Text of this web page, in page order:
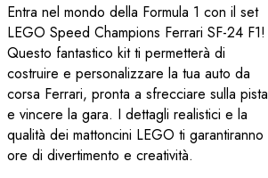
Entra nel mondo della Formula 1 con il set
LEGO Speed Champions Ferrari SF-24 F1!
Questo fantastico kit ti permetterà di
costruire e personalizzare la tua auto da
corsa Ferrari, pronta a sfrecciare sulla pista
e vincere la gara. I dettagli realistici e la
qualità dei mattoncini LEGO ti garantiranno
ore di divertimento e creatività.